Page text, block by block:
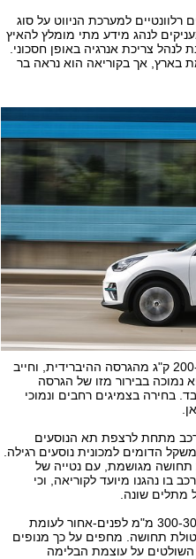
רלוונטיים למערכת הניווט על סוג
לנהג מידע מתי מומלץ להאיץ
צריכת אנרגיה באופן חסכוני.
בארץ, אך בקוריאה הוא נראה בר
הנירו החשמלי כבד ביותר מ-200 ק"ג מהגרסה ההיברידית, וחייב
נמוכה בבירור מזו של הגרסה
בחירה בצמיגים רחבים ונמוכי
מתחת לרצפת תא הנוסעים
הדומים למכונית נוסעים רגילה.
תחושה מגושמת, עם נטייה של
בו נהגנו מיועד לקוריאה, וכי
מתלים שונה.
מערכת הבלימה כוללת דיסקים גדולים יותר (300-305 מ"מ לפנים-אחור לעומת
נטולת תחושה. מחפים על כך מנופים
השולטים על עוצמת הבלימה